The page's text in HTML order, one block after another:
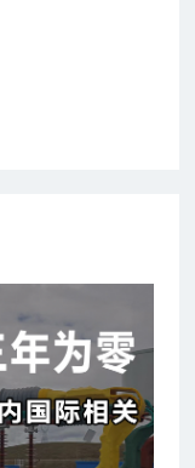
前
前
钟前